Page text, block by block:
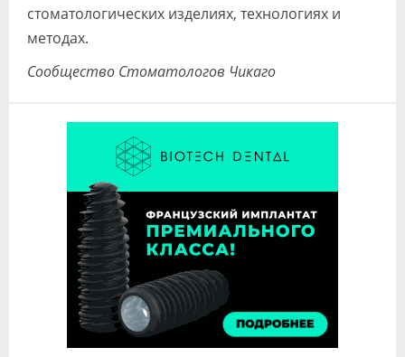
стоматологических изделиях, технологиях и
методах.
Сообщество Стоматологов Чикаго